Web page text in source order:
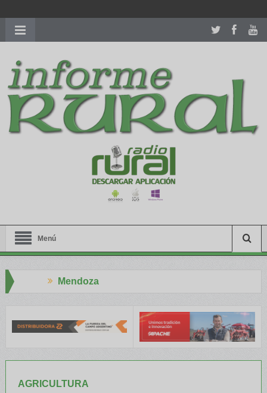
richardmillereplica
women.patekphilippe.tofor sale in usa recognized command with
dining room table ceremony. welcome to our
perfectwatches.is
shop. best youngsexdoll.comwith professional customer
services. 1: 1 design high
https://reallydiamond.com/
Menú
AGRICULTURA